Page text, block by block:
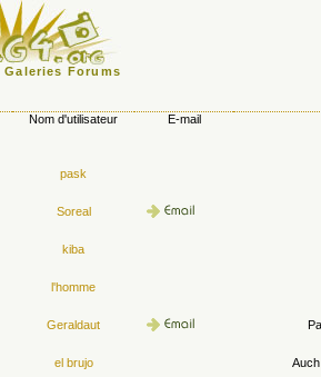
Galeries Forums
Nom d'utilisateur E-mail
pask
Soreal
kiba
l'homme
Geraldaut
el brujo